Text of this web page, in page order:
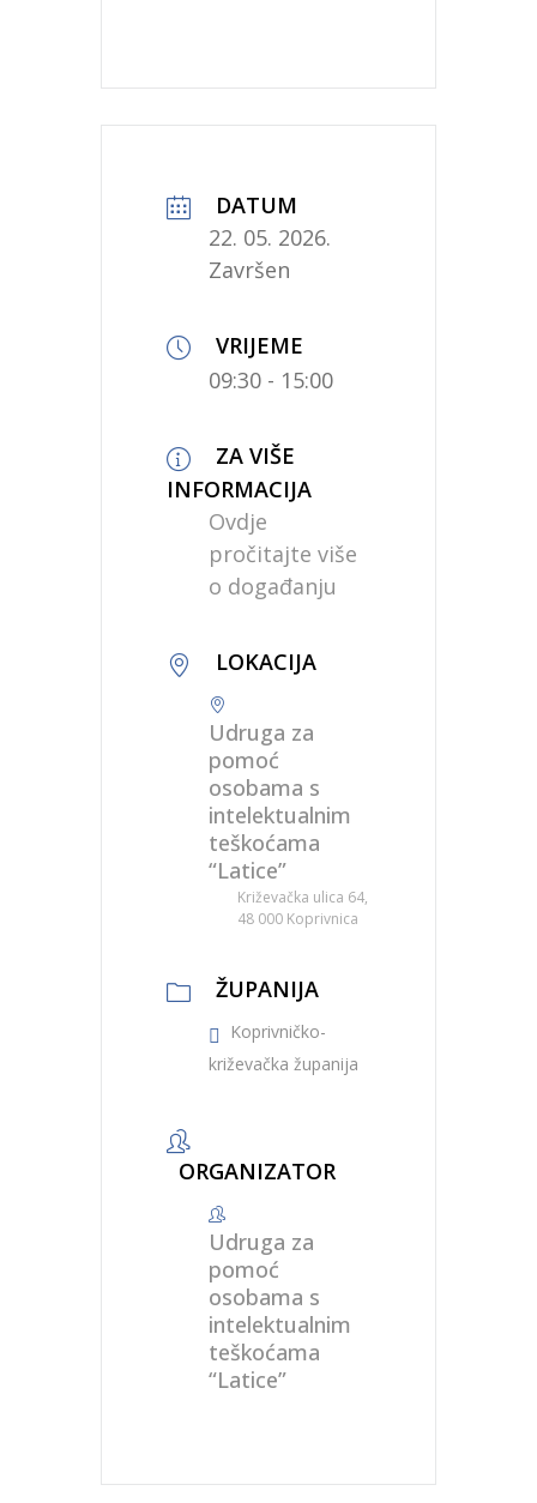
DATUM
22. 05. 2026.
Završen
VRIJEME
09:30 - 15:00
ZA VIŠE
INFORMACIJA
Ovdje
pročitajte više
o događanju
LOKACIJA
Udruga za
pomoć
osobama s
intelektualnim
teškoćama
“Latice”
Križevačka ulica 64,
48 000 Koprivnica
ŽUPANIJA
Koprivničko-
križevačka županija
ORGANIZATOR
Udruga za
pomoć
osobama s
intelektualnim
teškoćama
“Latice”